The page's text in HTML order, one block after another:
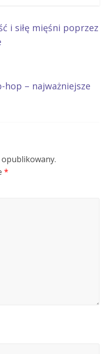
i siłę mięśni poprzez
– najważniejsze
*